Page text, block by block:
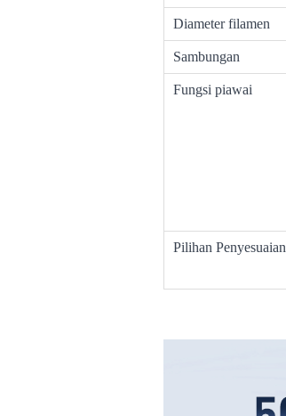
Diameter filamen
Sambungan
Fungsi piawai
Pilihan Penyesuaian